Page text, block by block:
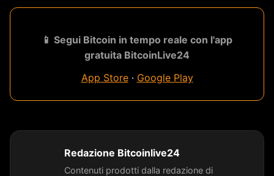
📱 Segui Bitcoin in tempo reale con l'app
gratuita BitcoinLive24
App Store· Google Play
Redazione Bitcoinlive24
Contenuti prodotti dalla redazione di